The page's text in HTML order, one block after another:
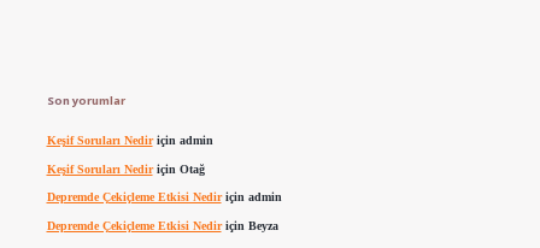
Son yorumlar
Keşif Soruları Nediriçin admin
Keşif Soruları Nediriçin Otağ
Depremde Çekiçleme Etkisi Nediriçin admin
Depremde Çekiçleme Etkisi Nediriçin Beyza